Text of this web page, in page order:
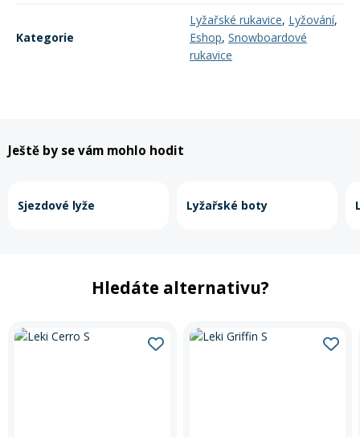
Kategorie
Lyžařské rukavice, Lyžování,
Eshop, Snowboardové
rukavice
Ještě by se vám mohlo hodit
Sjezdové lyže Lyžařské boty
Hledáte alternativu?